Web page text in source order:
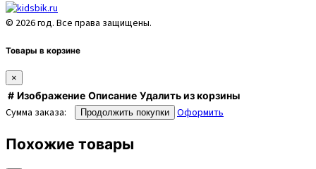
© 2026 год. Все права защищены.
Товары в корзине
×
# Изображение Описание Удалить из корзины
Сумма заказа: Продолжить покупки Оформить
Похожие товары